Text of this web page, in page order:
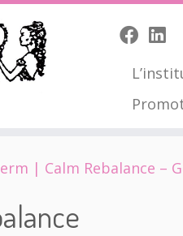
| Calm Rebalance –